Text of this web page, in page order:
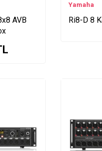
AVB
Yamaha
Ri8-D 8